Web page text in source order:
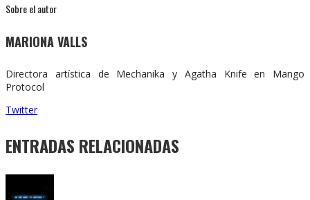
Sobre el autor
MARIONA VALLS
Directora artística de Mechanika y Agatha Knife en Mango
Protocol
Twitter
ENTRADAS RELACIONADAS